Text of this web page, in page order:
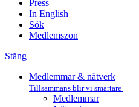
Press
In English
Sök
Medlemszon
Stäng
Medlemmar & nätverk
Tillsammans blir vi smartare
Medlemmar